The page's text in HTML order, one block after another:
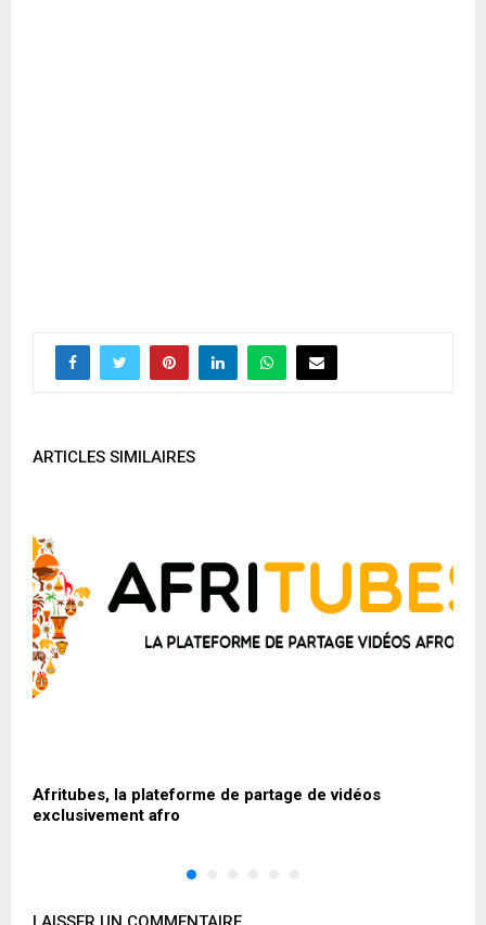
ARTICLES SIMILAIRES
Afritubes, la plateforme de partage de vidéos
exclusivement afro